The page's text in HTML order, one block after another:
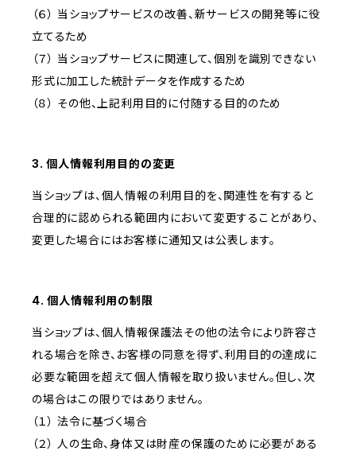
（６） 当ショップサービスの改善、新サービスの開発等に役
立てるため
（７） 当ショップサービスに関連して、個別を識別できない
形式に加工した統計データを作成するため
（８） その他、上記利用目的に付随する目的のため
3. 個人情報利用目的の変更
当ショップは、個人情報の利用目的を、関連性を有すると
合理的に認められる範囲内において変更することがあり、
変更した場合にはお客様に通知又は公表します。
4. 個人情報利用の制限
当ショップは、個人情報保護法その他の法令により許容さ
れる場合を除き、お客様の同意を得ず、利用目的の達成に
必要な範囲を超えて個人情報を取り扱いません。但し、次
の場合はこの限りではありません。
（１） 法令に基づく場合
（２） 人の生命、身体又は財産の保護のために必要がある